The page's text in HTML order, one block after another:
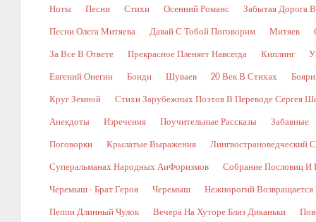
Ноты Песни Стихи Осенний Романс Забытая Дорога
Песни Олега Митяева Давай С Тобой Поговорим Митяев
За Все В Ответе Прекрасное Пленяет Навсегда Киплинг
Евгений Онегин Бонди Шуваев 20 Век В Стихах
Круг Земной Стихи Зарубежных Поэтов В Переводе Сергея
Анекдоты Изречения Поучительные Рассказы Забавные
Поговорки Крылатые Выражения Лингвострановедческий
Суперальманах Народных АиФоризмов Собрание Пословиц И
Черемыш - Брат Героя Черемыш Нежнорогий
Пеппи Длинный Чулок Вечера На Хуторе Близ Диканьки